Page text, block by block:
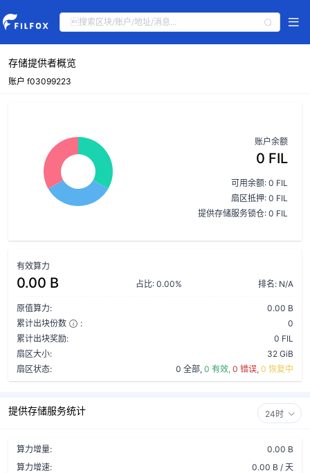
存储提供者概览
账户 f03099223
账户余额
0 FIL
可用余额: 0 FIL
扇区抵押: 0 FIL
提供存储服务锁仓: 0 FIL
有效算力
0.00 B 占比: 0.00% 排名: N/A
原值算力:
0.00 B
累计出块份数
:
0
累计出块奖励:
0 FIL
扇区大小:
32 GiB
扇区状态:
0 全部, 0 有效, 0 错误, 0 恢复中
提供存储服务统计 24时
算力增量:
0.00 B
算力增速:
0.00 B / 天